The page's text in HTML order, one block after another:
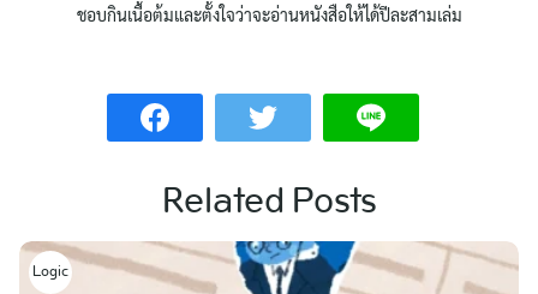
ชอบกินเนื้อต้มและตั้งใจว่าจะอ่านหนังสือให้ได้ปีละสามเล่ม
Related Posts
Logic